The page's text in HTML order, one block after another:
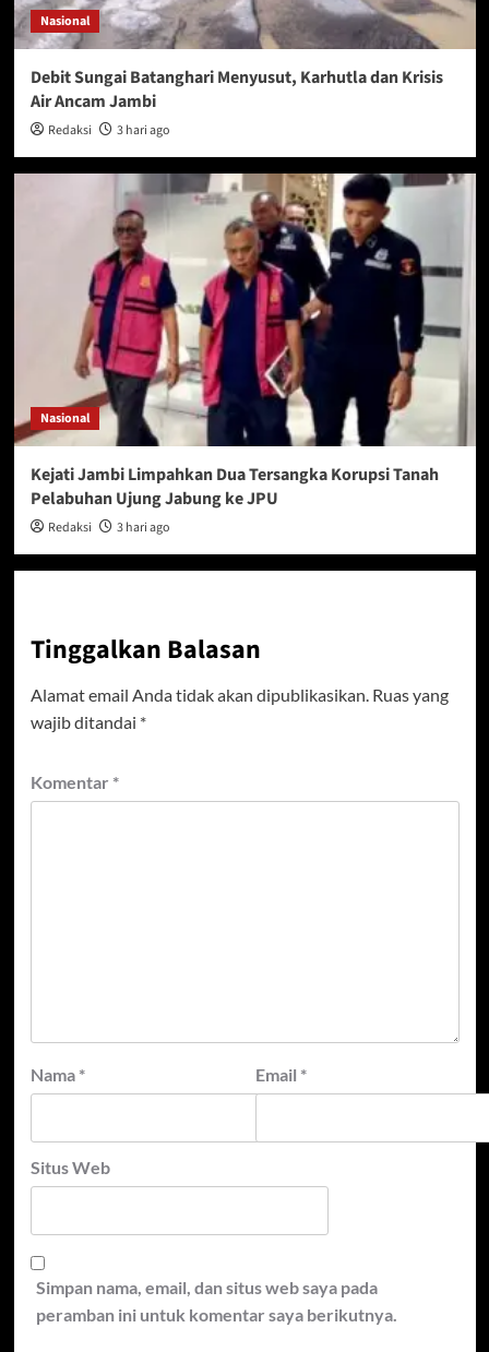
Nasional
Debit Sungai Batanghari Menyusut, Karhutla dan Krisis
Air Ancam Jambi
Redaksi 3 hari ago
Nasional
Kejati Jambi Limpahkan Dua Tersangka Korupsi Tanah
Pelabuhan Ujung Jabung ke JPU
Redaksi 3 hari ago
Tinggalkan Balasan
Alamat email Anda tidak akan dipublikasikan. Ruas yang
wajib ditandai *
Komentar *
Nama * Email *
Situs Web
Simpan nama, email, dan situs web saya pada
peramban ini untuk komentar saya berikutnya.